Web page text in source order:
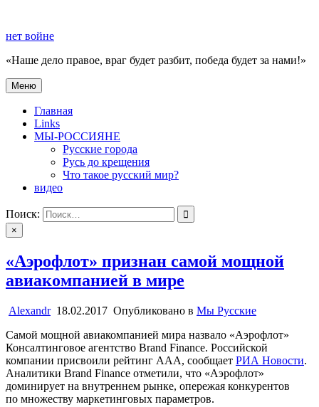
содержимому
нет войне
«Наше дело правое, враг будет разбит, победа будет за нами!»
нет войне
«Наше дело правое, враг будет разбит, победа будет за нами!»
Меню
Главная
Links
МЫ-РОССИЯНЕ
Русские города
Русь до крещения
Что такое русский мир?
видео
Поиск:
×
«Аэрофлот» признан самой мощной
авиакомпанией в мире
Alexandr 18.02.2017 Опубликовано в Мы Русские
Cамой мощной авиакомпанией мира назвало «Аэрофлот»
Консалтинговое агентство Brand Finance. Российской
компании присвоили рейтинг ААА, сообщает РИА Новости.
Аналитики Brand Finance отметили, что «Аэрофлот»
доминирует на внутреннем рынке, опережая конкурентов
по множеству маркетинговых параметров.